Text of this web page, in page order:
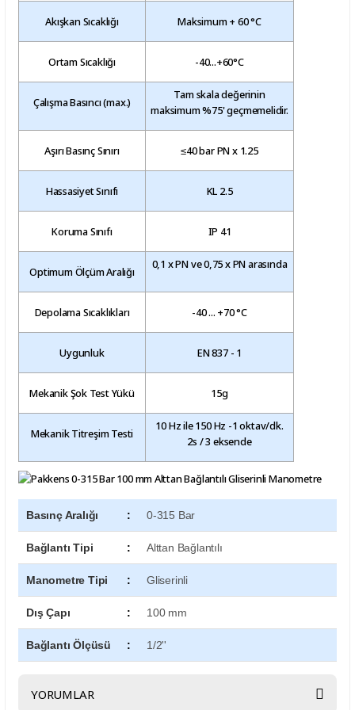
Akışkan Sıcaklığı Maksimum + 60 °C
Ortam Sıcaklığı -40...+60°C
Çalışma Basıncı (max.)
Tam skala değerinin
maksimum %75' geçmemelidir.
Aşırı Basınç Sınırı ≤40 bar PN x 1.25
Hassasiyet Sınıfı KL 2.5
Koruma Sınıfı IP 41
Optimum Ölçüm Aralığı
0,1 x PN ve 0,75 x PN arasında
Depolama Sıcaklıkları -40 ... +70 °C
Uygunluk EN 837 - 1
Mekanik Şok Test Yükü 15g
Mekanik Titreşim Testi
10 Hz ile 150 Hz -1 oktav/dk.
2s / 3 eksende
Basınç Aralığı : 0-315 Bar
Bağlantı Tipi : Alttan Bağlantılı
Manometre Tipi : Gliserinli
Dış Çapı : 100 mm
Bağlantı Ölçüsü : 1/2''
YORUMLAR